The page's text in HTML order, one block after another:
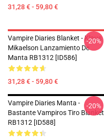
31,28 € - 59,80 €
Vampire Diaries Blanket - Klaus
Mikaelson Lanzamiento De
Manta RB1312 [ID586]
31,28 € - 59,80 €
-20%
Vampire Diaries Manta -
Bastante Vampiros Tiro Blanket
RB1312 [ID588]
-20%